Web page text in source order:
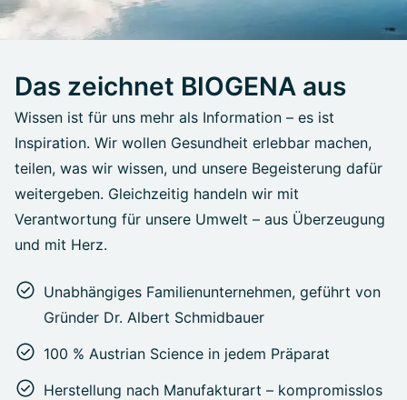
Das zeichnet BIOGENA aus
Wissen ist für uns mehr als Information – es ist
Inspiration. Wir wollen Gesundheit erlebbar machen,
teilen, was wir wissen, und unsere Begeisterung dafür
weitergeben. Gleichzeitig handeln wir mit
Verantwortung für unsere Umwelt – aus Überzeugung
und mit Herz.
Unabhängiges Familienunternehmen, geführt von
Gründer Dr. Albert Schmidbauer
100 % Austrian Science in jedem Präparat
Herstellung nach Manufakturart – kompromisslos